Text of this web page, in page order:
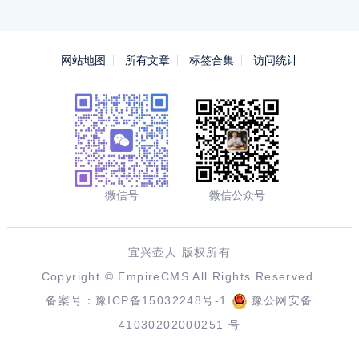
网站地图 所有文章 标签合集 访问统计
微信号 微信公众号
宜兴壶人 版权所有
Copyright © EmpireCMS All Rights Reserved.
备案号：豫ICP备15032248号-1
豫公网安备
41030202000251 号